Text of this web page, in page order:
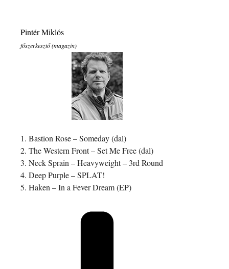
Pintér Miklós
főszerkesztő (magazin)
1. Bastion Rose – Someday (dal)
2. The Western Front – Set Me Free (dal)
3. Neck Sprain – Heavyweight – 3rd Round
4. Deep Purple – SPLAT!
5. Haken – In a Fever Dream (EP)